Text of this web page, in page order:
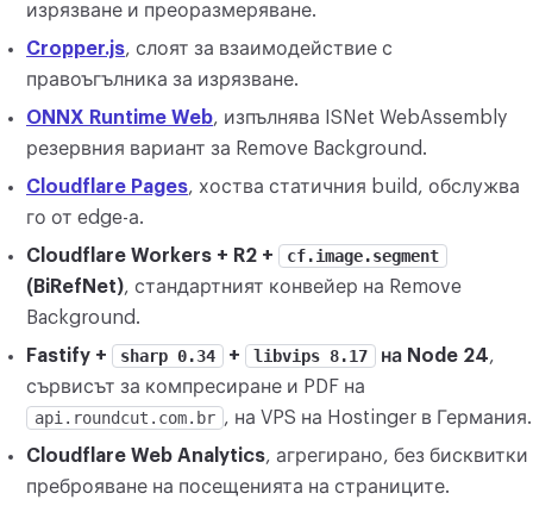
изрязване и преоразмеряване.
Cropper.js, слоят за взаимодействие с
правоъгълника за изрязване.
ONNX Runtime Web, изпълнява ISNet WebAssembly
резервния вариант за Remove Background.
Cloudflare Pages, хоства статичния build, обслужва
го от edge-а.
Cloudflare Workers + R2 +
cf.image.segment
(BiRefNet), стандартният конвейер на Remove
Background.
Fastify +
sharp 0.34 + libvips 8.17 на Node 24,
сървисът за компресиране и PDF на
api.roundcut.com.br , на VPS на Hostinger в Германия.
Cloudflare Web Analytics, агрегирано, без бисквитки
преброяване на посещенията на страниците.